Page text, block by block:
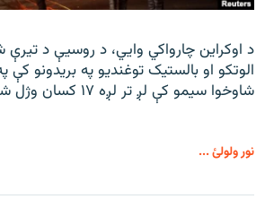
د اوکراین چارواکي وایي، د روسیې د
الوتکو او بالستیک توغندیو په بریدونو کې
شاوخوا سیمو کې لږ تر لږه ۱۷ کسان وژل شوي دي.
نور ولولئ ...